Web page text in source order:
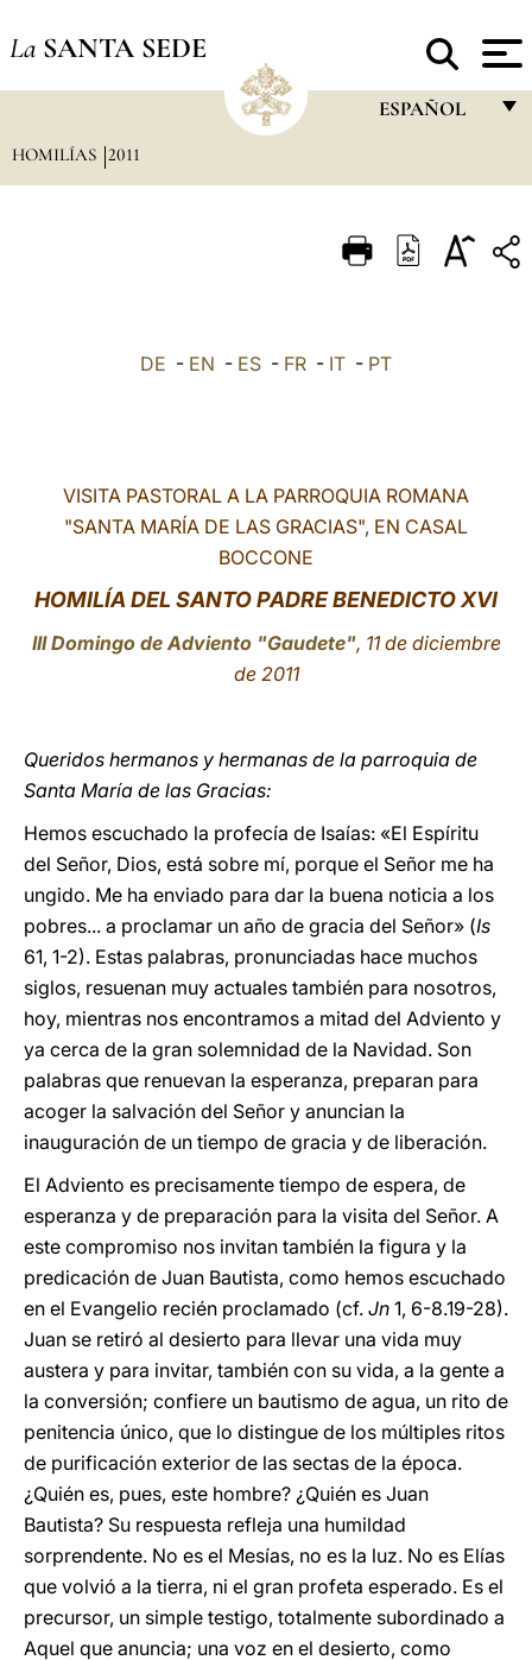
La SANTA SEDE
ESPAÑOL
ITALIANO
中文
HOMILÍAS 2011
DE - EN - ES - FR - IT - PT
VISITA PASTORAL A LA PARROQUIA ROMANA
"SANTA MARÍA DE LAS GRACIAS", EN CASAL
BOCCONE
HOMILÍA DEL SANTO PADRE BENEDICTO XVI
III Domingo de Adviento "Gaudete", 11 de diciembre
de 2011
Queridos hermanos y hermanas de la parroquia de
Santa María de las Gracias:
Hemos escuchado la profecía de Isaías: «El Espíritu
del Señor, Dios, está sobre mí, porque el Señor me ha
ungido. Me ha enviado para dar la buena noticia a los
pobres... a proclamar un año de gracia del Señor» (Is
61, 1-2). Estas palabras, pronunciadas hace muchos
siglos, resuenan muy actuales también para nosotros,
hoy, mientras nos encontramos a mitad del Adviento y
ya cerca de la gran solemnidad de la Navidad. Son
palabras que renuevan la esperanza, preparan para
acoger la salvación del Señor y anuncian la
inauguración de un tiempo de gracia y de liberación.
El Adviento es precisamente tiempo de espera, de
esperanza y de preparación para la visita del Señor. A
este compromiso nos invitan también la figura y la
predicación de Juan Bautista, como hemos escuchado
en el Evangelio recién proclamado (cf. Jn 1, 6-8.19-28).
Juan se retiró al desierto para llevar una vida muy
austera y para invitar, también con su vida, a la gente a
la conversión; confiere un bautismo de agua, un rito de
penitencia único, que lo distingue de los múltiples ritos
de purificación exterior de las sectas de la época.
¿Quién es, pues, este hombre? ¿Quién es Juan
Bautista? Su respuesta refleja una humildad
sorprendente. No es el Mesías, no es la luz. No es Elías
que volvió a la tierra, ni el gran profeta esperado. Es el
precursor, un simple testigo, totalmente subordinado a
Aquel que anuncia; una voz en el desierto, como